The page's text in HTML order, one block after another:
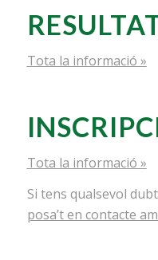
Tota la informació »
Tota la informació »
Si tens qualsevol
posa’t en contacte